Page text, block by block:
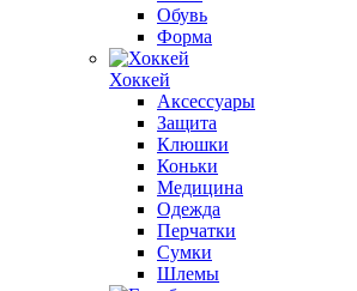
Обувь
Форма
Хоккей
Аксессуары
Защита
Клюшки
Коньки
Медицина
Одежда
Перчатки
Сумки
Шлемы